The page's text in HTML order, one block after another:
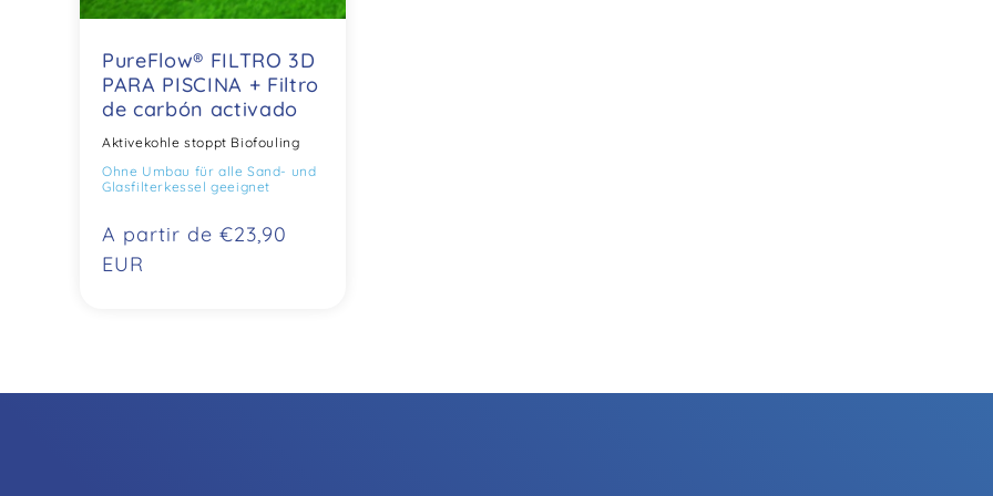
PureFlow® FILTRO 3D
PARA PISCINA + Filtro
de carbón activado
Aktivekohle stoppt Biofouling
Ohne Umbau für alle Sand- und
Glasfilterkessel geeignet
Precio
normal
A partir de €23,90
EUR